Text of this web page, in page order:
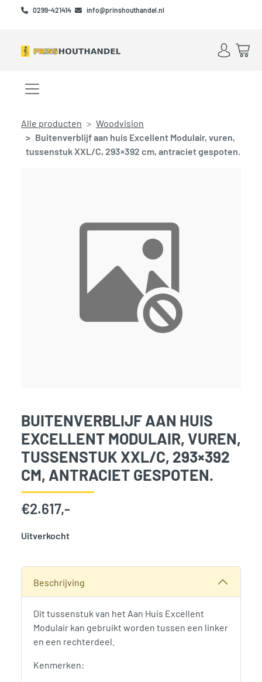
Skip to main content
Skip to footer
0299-421414 info@prinshouthandel.nl
Account
Menu openen/sluiten
Alle producten
Woodvision
Buitenverblijf aan huis Excellent Modulair, vuren,
tussenstuk XXL/C, 293×392 cm, antraciet gespoten.
BUITENVERBLIJF AAN HUIS
EXCELLENT MODULAIR, VUREN,
TUSSENSTUK XXL/C, 293×392
CM, ANTRACIET GESPOTEN.
€2.617,-
Uitverkocht
Beschrijving
Dit tussenstuk van het Aan Huis Excellent
Modulair kan gebruikt worden tussen een linker
en een rechterdeel.
Kenmerken: